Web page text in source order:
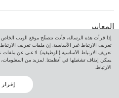
المعايير
Blue Angel
إدارة البرامج
تعريف الارتباط غير الأساسية. إن ملفات تعريف
تعريف الارتباط الأساسية (الوظيفية). لا غنى عن
يمكن إيقاف تشغيلها في أنظمتنا. لمزيد من
الارتباط.
إقرار